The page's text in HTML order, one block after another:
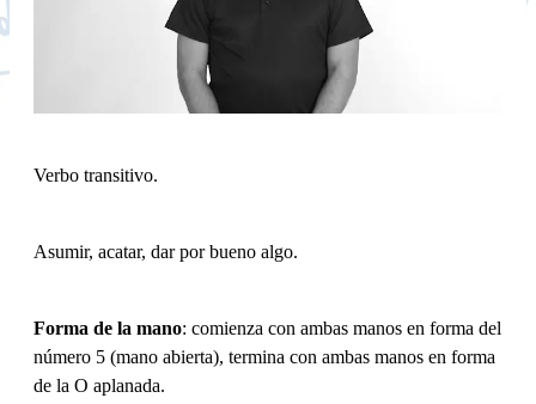
Verbo transitivo.
Asumir, acatar, dar por bueno algo.
Forma de la mano: comienza con ambas manos en forma del
número 5 (mano abierta), termina con ambas manos en forma
de la O aplanada.